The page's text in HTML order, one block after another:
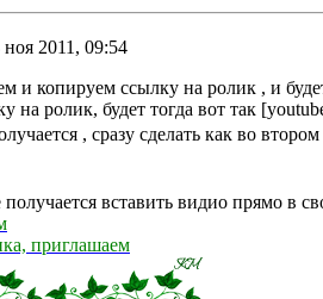
ноя 2011, 09:54
и копируем ссылку на ролик , и
на ролик, будет тогда вот так
, сразу сделать как во втором
вставить видио прямо в
приглашаем